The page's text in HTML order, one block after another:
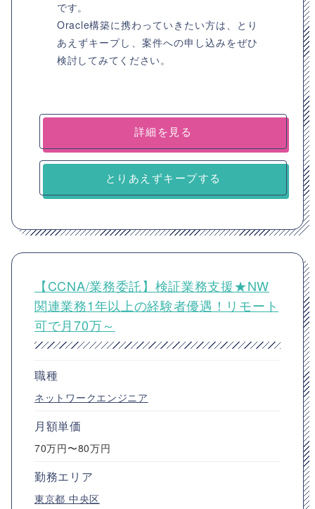
です。
Oracle構築に携わっていきたい方は、とり
あえずキープし、案件への申し込みをぜひ
検討してみてください。
詳細を見る
とりあえずキープする
【CCNA/業務委託】検証業務支援★NW
関連業務1年以上の経験者優遇！リモート
可で月70万～
職種
ネットワークエンジニア
月額単価
70万円〜80万円
勤務エリア
東京都 中央区